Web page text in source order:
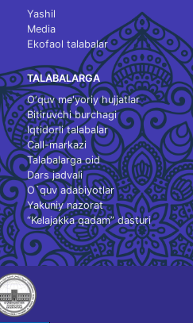
Yashil
Media
Ekofaol talabalar
TALABALARGA
O‘quv me'yoriy hujjatlar
Bitiruvchi burchagi
Iqtidorli talabalar
Call-markazi
Talabalarga oid
Dars jadvali
O`quv adabiyotlar
Yakuniy nazorat
“Kelajakka qadam” dasturi